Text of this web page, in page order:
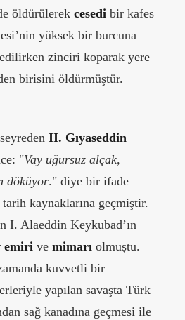
öldürülerek cesedi bir kafes
yüksek bir burcuna
edilirken zinciri koparak yere
birisini öldürmüştür.
II. Gıyaseddin
"Vay uğursuz alçak,
döküyor." diye bir ifade
kaynaklarına geçmiştir.
I. Alaeddin Keykubad’ın
emiri ve mimarı olmuştu.
kuvvetli bir
yapılan savaşta Türk
sağ kanadına geçmesi ile